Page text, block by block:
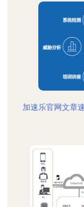
加速乐官网文章